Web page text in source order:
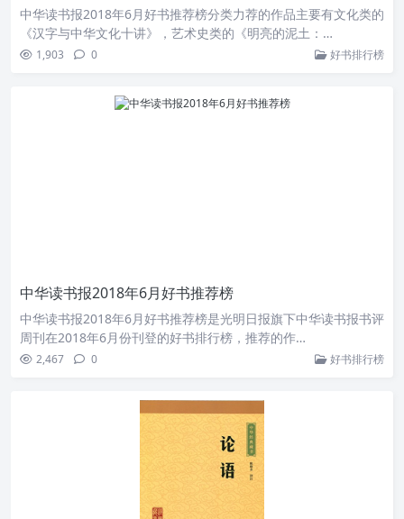
中华读书报2018年6月好书推荐榜分类力荐的作品主要有文化类的
《汉字与中华文化十讲》，艺术史类的《明亮的泥土：…
1,903 0 好书排行榜
中华读书报2018年6月好书推荐榜
中华读书报2018年6月好书推荐榜是光明日报旗下中华读书报书评
周刊在2018年6月份刊登的好书排行榜，推荐的作…
2,467 0 好书排行榜